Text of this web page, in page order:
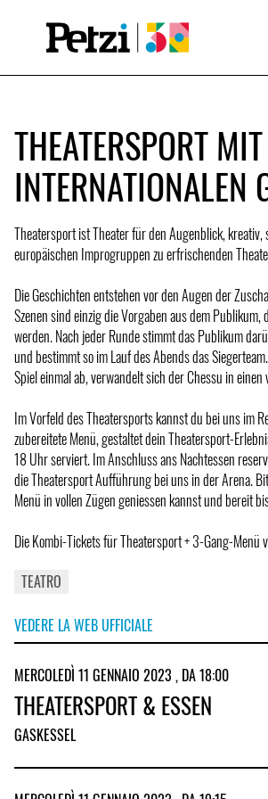
THEATERSPORT MIT
INTERNATIONALEN
Theatersport ist Theater für den Augenblick,
europäischen Improgruppen zu erfrischenden
Die Geschichten entstehen vor den Augen der
Szenen sind einzig die Vorgaben aus dem
werden. Nach jeder Runde stimmt das Publikum
und bestimmt so im Lauf des Abends das
Spiel einmal ab, verwandelt sich der Chessu in
Im Vorfeld des Theatersports kannst du bei uns im
zubereitete Menü, gestaltet dein Theatersport-
18 Uhr serviert. Im Anschluss ans Nachtessen
die Theatersport Aufführung bei uns in der Arena.
Menü in vollen Zügen geniessen kannst und bereit
Die Kombi-Tickets für Theatersport + 3-Gang-
TEATRO
VEDERE LA WEB UFFICIALE
MERCOLEDÌ 11 GENNAIO 2023 , DA 18:00
THEATERSPORT & ESSEN
GASKESSEL